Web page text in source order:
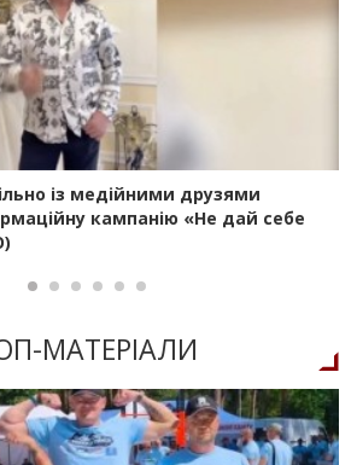
із медійними друзями
кампанію «Не дай себе
МАТЕРIАЛИ